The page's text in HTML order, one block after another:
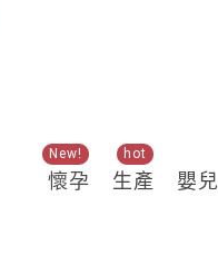
懷孕
New!
生產
hot
嬰兒
關鍵熱搜